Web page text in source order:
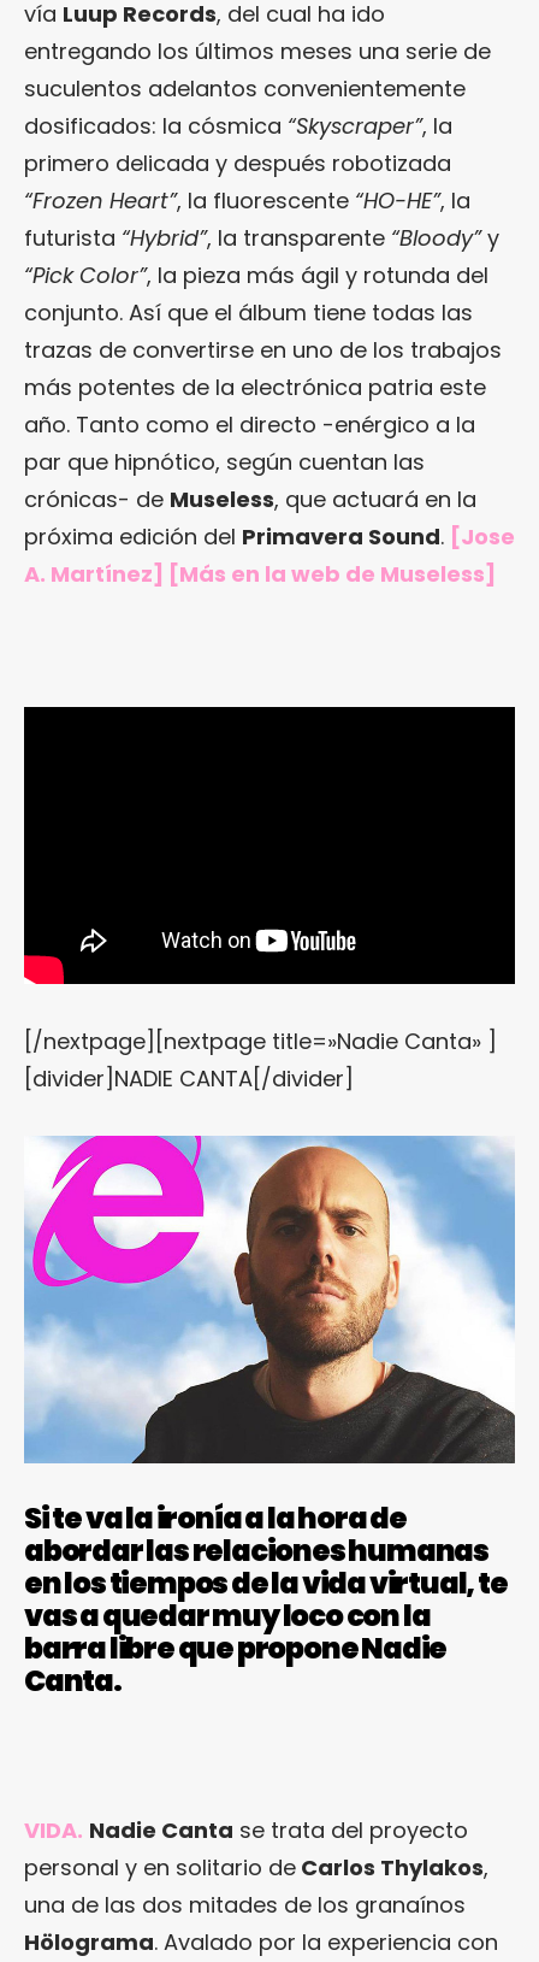
vía Luup Records, del cual ha ido
entregando los últimos meses una serie de
suculentos adelantos convenientemente
dosificados: la cósmica “Skyscraper”, la
primero delicada y después robotizada
“Frozen Heart”, la fluorescente “HO-HE”, la
futurista “Hybrid”, la transparente “Bloody”y
“Pick Color”, la pieza más ágil y rotunda del
conjunto. Así que el álbum tiene todas las
trazas de convertirse en uno de los trabajos
más potentes de la electrónica patria este
año. Tanto como el directo -enérgico a la
par que hipnótico, según cuentan las
crónicas- de Museless, que actuará en la
próxima edición del Primavera Sound. [Jose
A. Martínez] [Más en la web de Museless]
[/nextpage][nextpage title=»Nadie Canta» ]
[divider]NADIE CANTA[/divider]
Si te va la ironía a la hora de
abordar las relaciones humanas
en los tiempos de la vida virtual, te
vas a quedar muy loco con la
barra libre que propone Nadie
Canta.
VIDA. Nadie Canta se trata del proyecto
personal y en solitario de Carlos Thylakos,
una de las dos mitades de los granaínos
Hölograma. Avalado por la experiencia con